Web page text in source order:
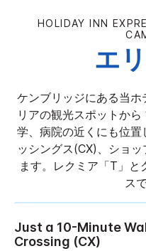
HOLIDAY INN
エ
ケンブリッジにある当
リアの観光スポットか
学、病院の近くにも位
ッシングス(CX)、ショ
ます。レクミア「T」と
ス